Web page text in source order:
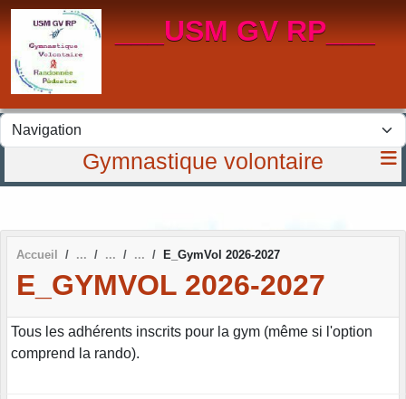
___USM GV RP___
Gymnastique volontaire
Accueil E_GymVol 2026-2027
E_GYMVOL 2026-2027
Tous les adhérents inscrits pour la gym (même si l'option
comprend la rando).
Panneau de gestion des cookies